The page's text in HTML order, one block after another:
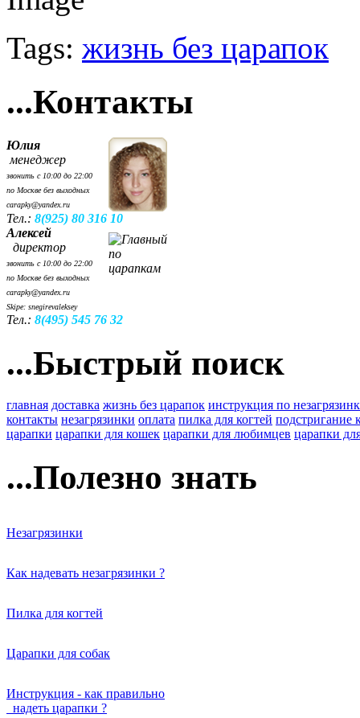
Tags: жизнь без царапок
...Контакты
Юлия
менеджер
звонить с 10:00 до 22:00
по Москве без выходных
carapky@yandex.ru
Тел.: 8(925) 80 316 10
Алексей
директор
звонить с 10:00 до 22:00
по Москве без выходных
carapky@yandex.ru
Skipe: snegirevaleksey
Тел.: 8(495) 545 76 32
...Быстрый поиск
главная доставка жизнь без царапок инструкция по
контакты незагрязинки оплата пилка для когтей подстригание
царапки царапки для кошек царапки для любимцев царапки
...Полезно знать
Незагрязинки
Как надевать незагрязинки ?
Пилка для когтей
Царапки для собак
Инструкция - как правильно
надеть царапки ?